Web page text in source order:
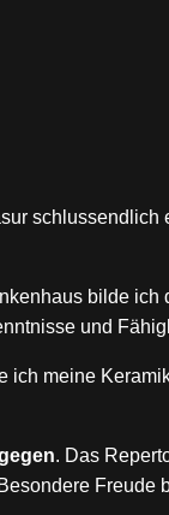
schlussendlich
bilde
und
meine
. Das
Freude